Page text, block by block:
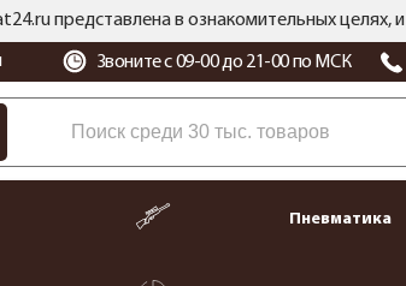
представлена в ознакомительных
Звоните с 09-00 до 21-00 по МСК
Пневматика